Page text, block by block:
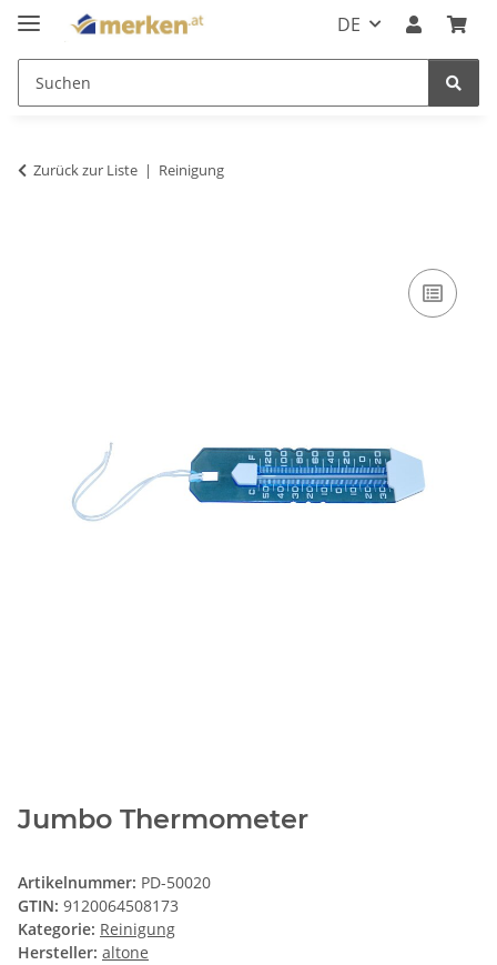
DE
Zurück zur Liste Reinigung
Jumbo Thermometer
Artikelnummer: PD-50020
GTIN: 9120064508173
Kategorie: Reinigung
Hersteller: altone